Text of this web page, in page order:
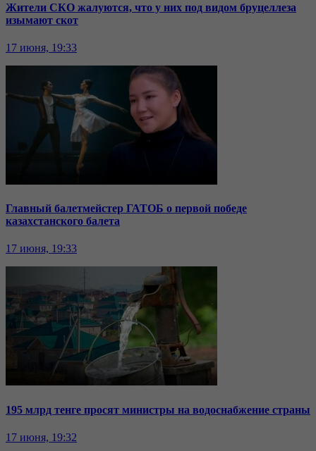
Жители СКО жалуются, что у них под видом бруцеллеза
изымают скот
17 июня, 19:33
Главный балетмейстер ГАТОБ о первой победе
казахстанского балета
17 июня, 19:33
195 млрд тенге просят министры на водоснабжение страны
17 июня, 19:32